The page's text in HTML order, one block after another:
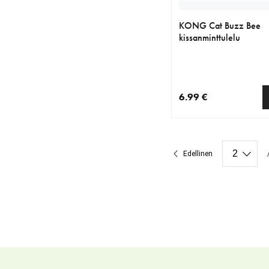
KONG Cat Buzz Bee
kissanminttulelu
6.99 €
Edellinen